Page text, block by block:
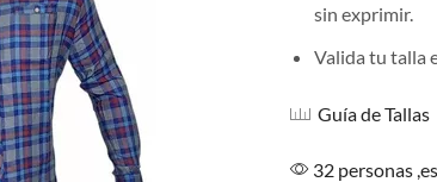
sin exprimir.
Valida tu talla
Guía de Tallas
32 personas